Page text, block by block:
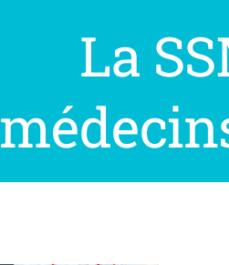
La